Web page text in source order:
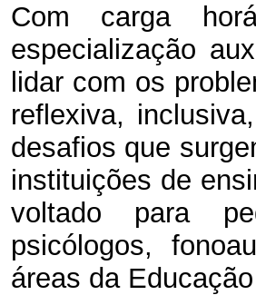
Com carga
especialização
lidar com os
reflexiva,
desafios que
instituições de
voltado para
psicólogos,
áreas da